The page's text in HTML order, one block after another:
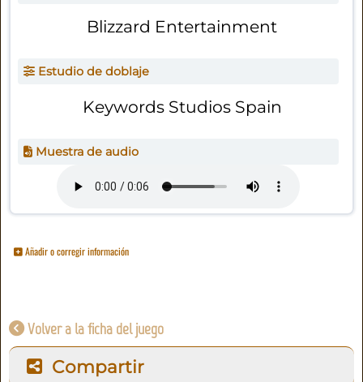
Blizzard Entertainment
Estudio de doblaje
Keywords Studios Spain
Muestra de audio
Añadir o corregir información
Volver a la ficha del juego
Compartir